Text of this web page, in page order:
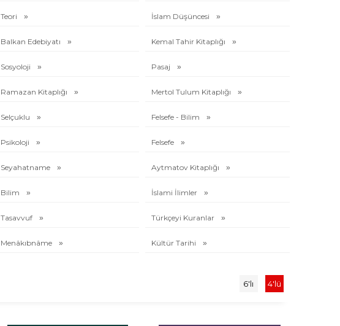
Teori İslam Düşüncesi
Balkan Edebiyatı Kemal Tahir Kitaplığı
Sosyoloji Pasaj
Ramazan Kitaplığı Mertol Tulum Kitaplığı
Selçuklu Felsefe - Bilim
Psikoloji Felsefe
Seyahatname Aytmatov Kitaplığı
Bilim İslami İlimler
Tasavvuf Türkçeyi Kuranlar
Menâkıbnâme Kültür Tarihi
6'lı 4'lü